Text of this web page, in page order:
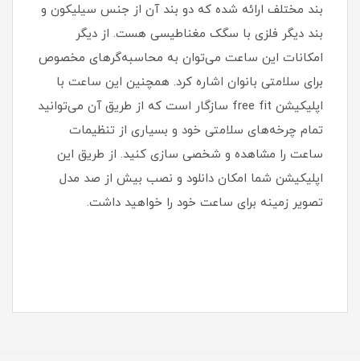
بند مختلف ارائه شده که دو بند آن از جنس سیلیکون و
بند دیگر فلزی با سگک مغناطیسی هست. از دیگر
امکانات این ساعت می‌توان به محاسبه‌گر‌های مخصوص
برای سلامتی بانوان اشاره کرد. همچنین این ساعت با
اپلیکیشن free fit سازگار است که از طریق آن می‌توانید
تمام چرخه‌های سلامتی خود و بسیاری از تنظیمات
ساعت را مشاهده و شخصی سازی کنید. از طریق این
اپلیکیشن شما امکان دانلود و نصب بیش از صد مدل
تصویر زمینه برای ساعت خود را خواهید داشت.